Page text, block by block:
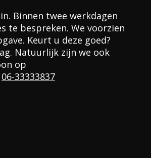
Binnen twee werkdagen
te bespreken. We voorzien
Keurt u deze goed?
Natuurlijk zijn we ook
op
06-33333837